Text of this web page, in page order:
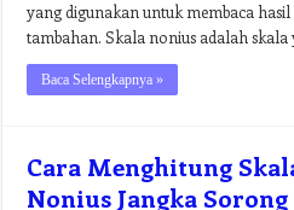
yang digunakan untuk membaca
tambahan. Skala nonius adalah skala
Baca Selengkapnya »
Cara Menghitung
Nonius Jangka Sorong